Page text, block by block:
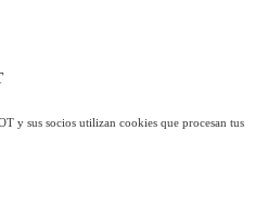
y sus socios utilizan cookies que procesan tus